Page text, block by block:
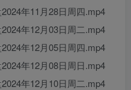
年11月28日周四.mp4
年12月03日周二.mp4
年12月05日周四.mp4
年12月08日周日.mp4
年12月10日周二.mp4